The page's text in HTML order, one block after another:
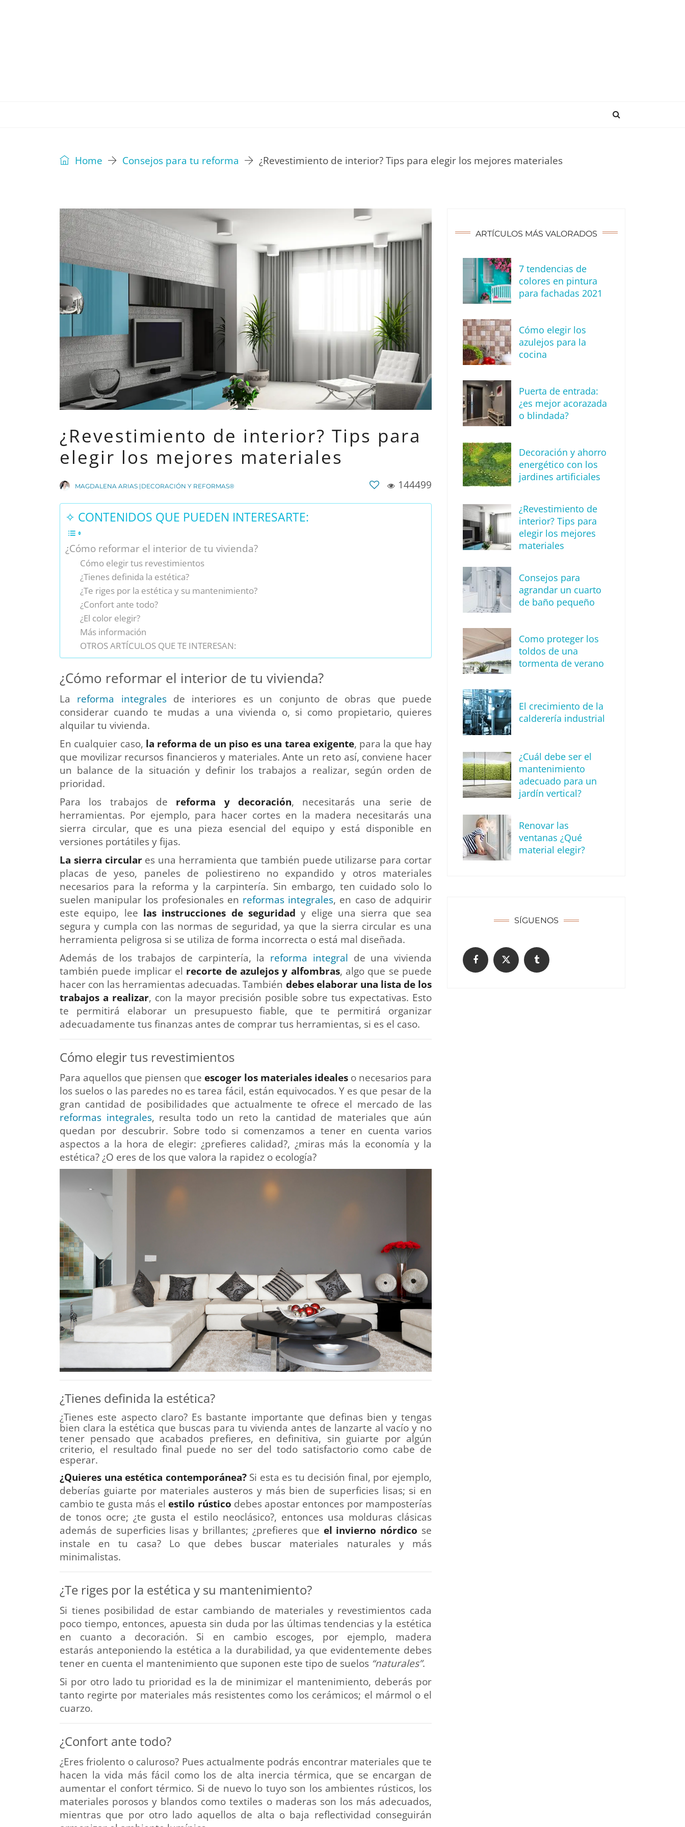
Home Consejos para tu reforma ¿Revestimiento de interior? Tips para elegir los mejores materiales
¿Revestimiento de interior? Tips para
elegir los mejores materiales
MAGDALENA ARIAS |DECORACIÓN Y REFORMAS® 144499
✧ CONTENIDOS QUE PUEDEN INTERESARTE:
¿Cómo reformar el interior de tu vivienda?
Cómo elegir tus revestimientos
¿Tienes definida la estética?
¿Te riges por la estética y su mantenimiento?
¿Confort ante todo?
¿El color elegir?
Más información
OTROS ARTÍCULOS QUE TE INTERESAN:
¿Cómo reformar el interior de tu vivienda?
La reforma integralesde interiores es un conjunto de obras que puede
considerar cuando te mudas a una vivienda o, si como propietario, quieres
alquilar tu vivienda.
En cualquier caso, la reforma de un piso es una tarea exigente, para la que hay
que movilizar recursos financieros y materiales. Ante un reto así, conviene hacer
un balance de la situación y definir los trabajos a realizar, según orden de
prioridad.
Para los trabajos de reforma y decoración, necesitarás una serie de
herramientas. Por ejemplo, para hacer cortes en la madera necesitarás una
sierra circular, que es una pieza esencial del equipo y está disponible en
versiones portátiles y fijas.
La sierra circulares una herramienta que también puede utilizarse para cortar
placas de yeso, paneles de poliestireno no expandido y otros materiales
necesarios para la reforma y la carpintería. Sin embargo, ten cuidado solo lo
suelen manipular los profesionales en reformas integrales, en caso de adquirir
este equipo, lee las instrucciones de seguridad y elige una sierra que sea
segura y cumpla con las normas de seguridad, ya que la sierra circular es una
herramienta peligrosa si se utiliza de forma incorrecta o está mal diseñada.
Además de los trabajos de carpintería, la reforma integral de una vivienda
también puede implicar el recorte de azulejos y alfombras, algo que se puede
hacer con las herramientas adecuadas. También debes elaborar una lista de los
trabajos a realizar, con la mayor precisión posible sobre tus expectativas. Esto
te permitirá elaborar un presupuesto fiable, que te permitirá organizar
adecuadamente tus finanzas antes de comprar tus herramientas, si es el caso.
Cómo elegir tus revestimientos
Para aquellos que piensen que escoger los materiales ideales o necesarios para
los suelos o las paredes no es tarea fácil, están equivocados.Y es que pesar de la
gran cantidad de posibilidades que actualmente te ofrece el mercado de las
reformas integrales, resulta todo un reto la cantidad de materiales que aún
quedan por descubrir. Sobre todo si comenzamos a tener en cuenta varios
aspectos a la hora de elegir: ¿prefieres calidad?, ¿miras más la economía y la
estética? ¿O eres de los que valora la rapidez o ecología?
¿Tienes definida la estética?
¿Tienes este aspecto claro? Es bastante importante que definas bien y tengas
bien clara la estética que buscas para tu vivienda antes de lanzarte al vacío y no
tener pensado que acabados prefieres, en definitiva, sin guiarte por algún
criterio, el resultado final puede no ser del todo satisfactorio como cabe de
esperar.
¿Quieres una estética contemporánea?Si esta es tu decisión final, por ejemplo,
deberías guiarte por materiales austeros y más bien de superficies lisas; si en
cambio te gusta más el estilo rústico debes apostar entonces por mamposterías
de tonos ocre; ¿te gusta el estilo neoclásico?, entonces usa molduras clásicas
además de superficies lisas y brillantes; ¿prefieres que el invierno nórdico se
instale en tu casa? Lo que debes buscar materiales naturales y más
minimalistas.
¿Te riges por la estética y su mantenimiento?
Si tienes posibilidad de estar cambiando de materiales y revestimientos cada
poco tiempo, entonces, apuesta sin duda por las últimas tendencias y la estética
en cuanto a decoración. Si en cambio escoges, por ejemplo, madera
estarás anteponiendo la estética a la durabilidad, ya que evidentemente debes
tener en cuenta el mantenimiento que suponen este tipo de suelos “naturales”.
Si por otro lado tu prioridad es la de minimizar el mantenimiento, deberás por
tanto regirte por materiales más resistentes como los cerámicos; el mármol o el
cuarzo.
¿Confort ante todo?
¿Eres friolento o caluroso? Pues actualmente podrás encontrar materiales que te
hacen la vida más fácil como los de alta inercia térmica, que se encargan de
aumentar el confort térmico. Si de nuevo lo tuyo son los ambientes rústicos, los
materiales porosos y blandos como textiles o maderas son los más adecuados,
mientras que por otro lado aquellos de alta o baja reflectividad conseguirán
ARTÍCULOS MÁS VALORADOS
7 tendencias de
colores en pintura
para fachadas 2021
Cómo elegir los
azulejos para la
cocina
Puerta de entrada:
¿es mejor acorazada
o blindada?
Decoración y ahorro
energético con los
jardines artificiales
¿Revestimiento de
interior? Tips para
elegir los mejores
materiales
Consejos para
agrandar un cuarto
de baño pequeño
Como proteger los
toldos de una
tormenta de verano
El crecimiento de la
calderería industrial
¿Cuál debe ser el
mantenimiento
adecuado para un
jardín vertical?
Renovar las
ventanas ¿Qué
material elegir?
SÍGUENOS